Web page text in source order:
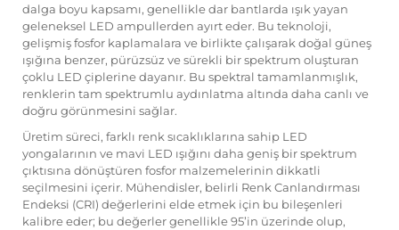
dalga boyu kapsamı, genellikle dar bantlarda ışık yayan
geleneksel LED ampullerden ayırt eder. Bu teknoloji,
gelişmiş fosfor kaplamalara ve birlikte çalışarak doğal güneş
ışığına benzer, pürüzsüz ve sürekli bir spektrum oluşturan
çoklu LED çiplerine dayanır. Bu spektral tamamlanmışlık,
renklerin tam spektrumlu aydınlatma altında daha canlı ve
doğru görünmesini sağlar.
Üretim süreci, farklı renk sıcaklıklarına sahip LED
yongalarının ve mavi LED ışığını daha geniş bir spektrum
çıktısına dönüştüren fosfor malzemelerinin dikkatli
seçilmesini içerir. Mühendisler, belirli Renk Canlandırması
Endeksi (CRI) değerlerini elde etmek için bu bileşenleri
kalibre eder; bu değerler genellikle 95’in üzerinde olup,